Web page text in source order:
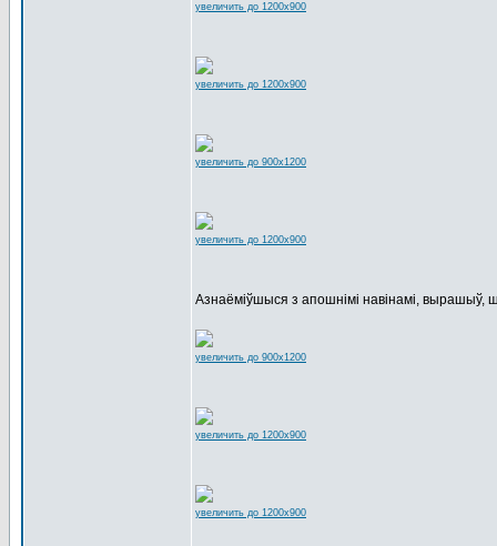
увеличить до 1200x900
увеличить до 1200x900
увеличить до 900x1200
увеличить до 1200x900
Азнаёміўшыся з апошнімі навінамі, вырашыў,
увеличить до 900x1200
увеличить до 1200x900
увеличить до 1200x900